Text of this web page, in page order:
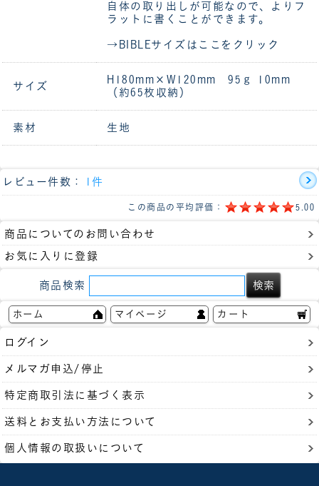
自体の取り出しが可能なので、よりフ
ラットに書くことができます。
→BIBLEサイズはここをクリック
サイズ
H180mm×W120mm 95ｇ 10mm
（約65枚収納）
素材 生地
レビュー件数： 1件
この商品の平均評価： 5.00
商品についてのお問い合わせ
お気に入りに登録
商品検索
ホーム マイページ カート
ログイン
メルマガ申込/停止
特定商取引法に基づく表示
送料とお支払い方法について
個人情報の取扱いについて